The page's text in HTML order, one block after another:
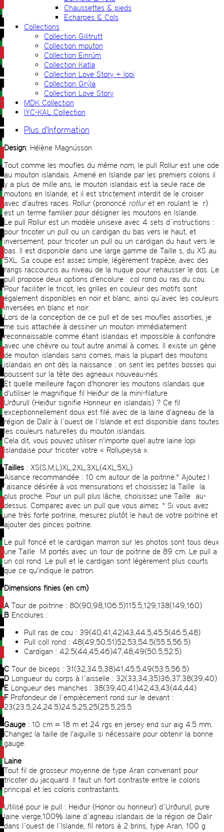
Chaussettes & pieds
Echarpes & Cols
Collections
Collection Gilitrutt
Collection mouton
Collection Einrúm
Collection Katla
Collection Love Story + lopi
Collection Grýla
Collection Love Story
MDK Collection
IYC-KAL Collection
Plus d'Information
Design: Hélène Magnússon
Tout comme les moufles du même nom, le pull Rollur est une ode
au mouton islandais. Amené en Islande par les premiers colons il
y a plus de mille ans, le mouton islandais est la seule race de
moutons en Islande, et il est strictement interdit de le croiser
avec d’autres races. Rollur (prononcé rotluret en roulant le r)
est un terme familier pour désigner les moutons en Islande.
Le pull Rollur est un modèle unisexe avec 4 sets d´instructions :
pour tricoter un pull ou un cardigan du bas vers le haut, et
inversement, pour tricoter un pull ou un cardigan du haut vers le
bas. Il est disponible dans une large gamme de Taille s, du XS au
5XL. Sa coupe est assez simple, légèrement trapèze, avec des
rangs raccourcis au niveau de la nuque pour rehausser le dos. Le
pull propose deux options d’encolure : col rond ou ras du cou.
Pour faciliter le tricot, les grilles en couleur des motifs sont
également disponibles en noir et blanc, ainsi qu´avec les couleurs
inversées en blanc et noir.
Lors de la conception de ce pull et de ses moufles assorties, je
me suis attachée à dessiner un mouton immédiatement
reconnaissable comme étant islandais et impossible à confondre
avec une chèvre ou tout autre animal à cornes. Il existe un gène
de mouton islandais sans cornes, mais la plupart des moutons
islandais en ont dès la naissance : on sent les petites bosses qui
poussent sur la tête des agneaux nouveau-nés.
Et quelle meilleure façon d’honorer les moutons islandais que
d’utiliser le magnifique fil Heiður de la mini-filature
Urðurull (Heiður signifie Honneur en islandais) ? Ce fil
exceptionnellement doux est filé avec de la laine d’agneau de la
région de Dalir à l´ouest de l´Islande et est disponible dans toutes
les couleurs naturelles du mouton islandais.
Cela dit, vous pouvez utiliser n’importe quel autre laine lopi
islandaise pour tricoter votre « Rollupeysa ».
Tailles : XS(S,M,L)XL,2XL,3XL(4XL,5XL)
Aisance recommandée : 10 cm autour de la poitrine.* Ajoutez l
´aisance désirée à vos mensurations et choisissez la Taille la
plus proche. Pour un pull plus lâche, choisissez une Taille au-
dessus. Comparez avec un pull que vous aimez. * Si vous avez
une très forte poitrine, mesurez plutôt le haut de votre poitrine et
ajouter des pinces poitrine.
Le pull foncé et le cardigan marron sur les photos sont tous deux
une Taille M portés avec un tour de poitrine de 89 cm. Le pull a
un col rond. Le pull et le cardigan sont légèrement plus courts
que ce qu’indique le patron.
Dimensions finies (en cm)
A Tour de poitrine : 80(90,98,106.5)115.5,129,138(149,160)
B Encolures :
Pull ras de cou : 39(40,41,42)43,44.5,45.5(46.5,48)
Pull coll rond : 48(49,50,51)52,53,54.5(55.5,56.5)
Cardigan : 42.5(44,45,46)47,48,49(50.5,52.5)
C Tour de biceps : 31(32,34.5,38)41,45.5,49(53.5,56.5)
D Longueur du corps à l´aisselle : 32(33,34,35)36,37,38(39,40)
E Longueur des manches : 38(39,40,41)42,43,43(44,44)
FProfondeur de l´empiècement rond sur le devant :
23(23.5,24,24.5)24.5,25,25(25.5,25.5
Gauge : 10 cm = 18 m et 24 rgs en jersey end sur aig 4.5 mm.
Changez la taille de l’aiguille si nécessaire pour obtenir la bonne
gauge.
Laine
Tout fil de grosseur moyenne de type Aran convenant pour
tricoter du jacquard. Il faut un fort contraste entre le coloris
principal et les coloris contrastants.
Utilisé pour le pull : Heiður (Honor ou honneur) d´Urðurull, pure
laine vierge,100% laine d´agneau islandais de la région de Dalir
dans l´ouest de l´Islande, fil retors à 2 brins, type Aran, 100 g